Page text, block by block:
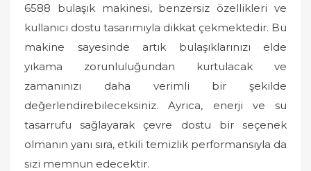
6588 bulaşık makinesi, benzersiz özellikleri ve
kullanıcı dostu tasarımıyla dikkat çekmektedir. Bu
makine sayesinde artık bulaşıklarınızı elde
yıkama zorunluluğundan kurtulacak ve
zamanınızı daha verimli bir şekilde
değerlendirebileceksiniz. Ayrıca, enerji ve su
tasarrufu sağlayarak çevre dostu bir seçenek
olmanın yanı sıra, etkili temizlik performansıyla da
sizi memnun edecektir.